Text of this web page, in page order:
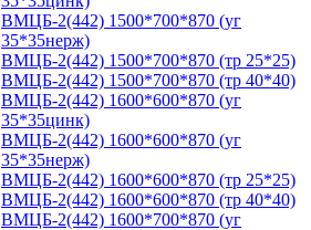
ВМЦБ-2(442) 1500*700*870 (уг
35*35нерж)
ВМЦБ-2(442) 1500*700*870 (тр 25*25)
ВМЦБ-2(442) 1500*700*870 (тр 40*40)
ВМЦБ-2(442) 1600*600*870 (уг
35*35цинк)
ВМЦБ-2(442) 1600*600*870 (уг
35*35нерж)
ВМЦБ-2(442) 1600*600*870 (тр 25*25)
ВМЦБ-2(442) 1600*600*870 (тр 40*40)
ВМЦБ-2(442) 1600*700*870 (уг